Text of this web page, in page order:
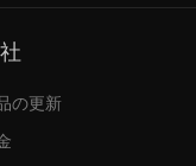
会社
の更新